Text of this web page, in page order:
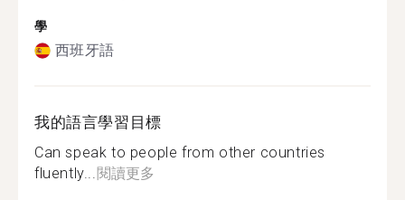
學
西班牙語
我的語言學習目標
Can speak to people from other countries
fluently...閱讀更多